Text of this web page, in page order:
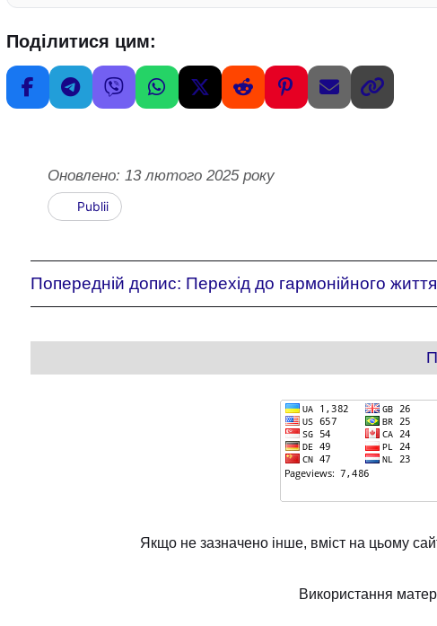
Поділитися цим:
Оновлено: 13 лютого 2025 року
Publii
Попередній допис: Перехід до гармонійного
Якщо не зазначено інше, вміст на цьому
Використання